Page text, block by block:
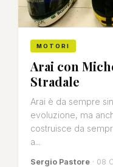
MOTORI
Arai con
Stradale
Arai è da sempre
evoluzione, ma
costruisce da
a...
Sergio Pastore · 08